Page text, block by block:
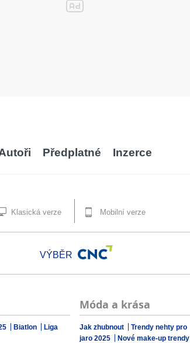
Předplatné Inzerce
Klasická verze Mobilní verze
VÝBĚR
Biatlon
Liga
Móda a krása
Jak zhubnout
Trendy nehty pro
jaro 2025
Nové make-up trendy